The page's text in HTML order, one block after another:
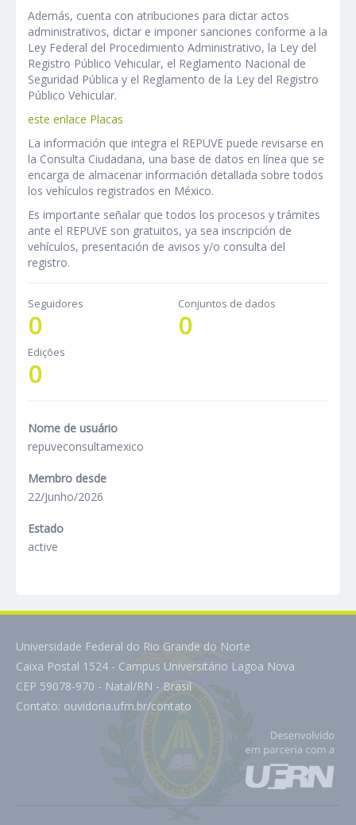
Además, cuenta con atribuciones para dictar actos
administrativos, dictar e imponer sanciones conforme a la
Ley Federal del Procedimiento Administrativo, la Ley del
Registro Público Vehicular, el Reglamento Nacional de
Seguridad Pública y el Reglamento de la Ley del Registro
Público Vehicular.
este enlace Placas
La información que integra el REPUVE puede revisarse en
la Consulta Ciudadana, una base de datos en línea que se
encarga de almacenar información detallada sobre todos
los vehículos registrados en México.
Es importante señalar que todos los procesos y trámites
ante el REPUVE son gratuitos, ya sea inscripción de
vehículos, presentación de avisos y/o consulta del
registro.
Seguidores
0
Conjuntos de dados
0
Edições
0
Nome de usuário
repuveconsultamexico
Membro desde
22/Junho/2026
Estado
active
Universidade Federal do Rio Grande do Norte
Caixa Postal 1524 - Campus Universitário Lagoa Nova
CEP 59078-970 - Natal/RN - Brasil
Contato: ouvidoria.ufrn.br/contato